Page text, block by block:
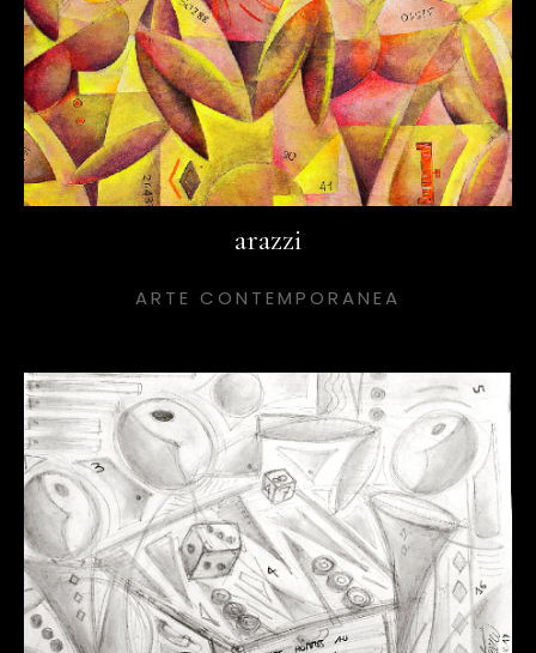
arazzi
ARTE CONTEMPORANEA